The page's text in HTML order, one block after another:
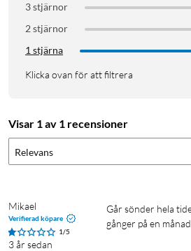
3 stjärnor
2 stjärnor
1 stjärna
Klicka ovan för att filtrera
Visar 1 av 1 recensioner
Relevans
Mikael
Verifierad köpare
1/5
3 år sedan
Går sönder hela tiden fått köpa t nya tre
gånger på en månad